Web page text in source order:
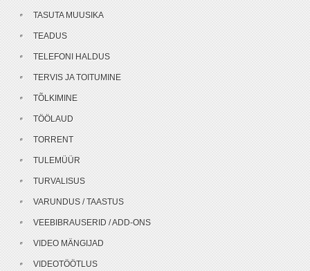
TASUTA MUUSIKA
TEADUS
TELEFONI HALDUS
TERVIS JA TOITUMINE
TÕLKIMINE
TÖÖLAUD
TORRENT
TULEMÜÜR
TURVALISUS
VARUNDUS / TAASTUS
VEEBIBRAUSERID / ADD-ONS
VIDEO MÄNGIJAD
VIDEOTÖÖTLUS